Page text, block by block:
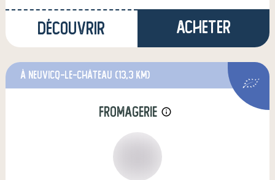
Découvrir Acheter
à Neuvicq-le-Château (13,3 km)
fromagerie info_outline